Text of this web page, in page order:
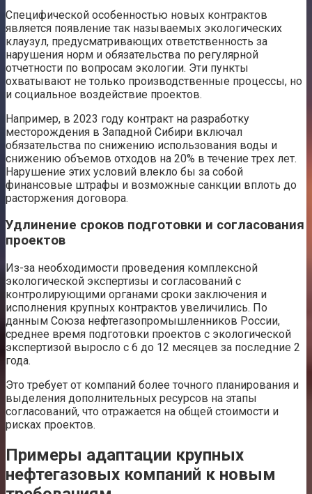
Специфической особенностью новых контрактов
является появление так называемых экологических
клаузул, предусматривающих ответственность за
нарушения норм и обязательства по регулярной
отчетности по вопросам экологии. Эти пункты
охватывают не только производственные процессы, но
и социальное воздействие проектов.
Например, в 2023 году контракт на разработку
месторождения в Западной Сибири включал
обязательства по снижению использования воды и
снижению объемов отходов на 20% в течение трех лет.
Нарушение этих условий влекло бы за собой
финансовые штрафы и возможные санкции вплоть до
расторжения договора.
Удлинение сроков подготовки и согласования
проектов
Из-за необходимости проведения комплексной
экологической экспертизы и согласований с
контролирующими органами сроки заключения и
исполнения крупных контрактов увеличились. По
данным Союза нефтегазопромышленников России,
среднее время подготовки проектов с экологической
экспертизой выросло с 6 до 12 месяцев за последние 2
года.
Это требует от компаний более точного планирования и
выделения дополнительных ресурсов на этапы
согласований, что отражается на общей стоимости и
рисках проектов.
Примеры адаптации крупных
нефтегазовых компаний к новым